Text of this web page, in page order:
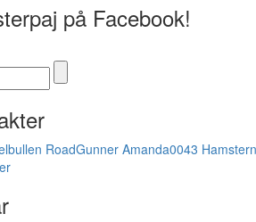
på Facebook!
RoadGunner Amanda0043 Hamstern